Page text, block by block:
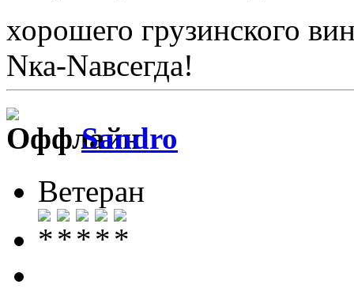
хорошего грузинского
Nка-Nавсегда!
Sandro
Ветеран